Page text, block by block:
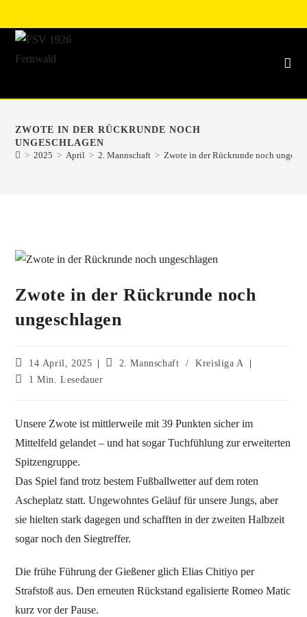
ZWOTE IN DER RÜCKRUNDE NOCH
UNGESCHLAGEN
> 2025 > April > 2. Mannschaft > Zwote in der Rückrunde noch
Zwote in der Rückrunde noch
ungeschlagen
14 April, 2025 2. Mannschaft /
Kreisliga A
1 Min. Lesedauer
Unsere Zwote ist mittlerweile mit 39 Punkten sicher im
Mittelfeld gelandet – und hat sogar Tuchfühlung zur erweiterten
Spitzengruppe.
Das Spiel fand trotz bestem Fußballwetter auf dem roten
Ascheplatz statt. Ungewohntes Geläuf für unsere Jungs, aber
sie hielten stark dagegen und schafften in der zweiten Halbzeit
sogar noch den Siegtreffer.
Die frühe Führung der Gießener glich Elias Chitiyo per
Strafstoß aus. Den erneuten Rückstand egalisierte Romeo Matic
kurz vor der Pause.